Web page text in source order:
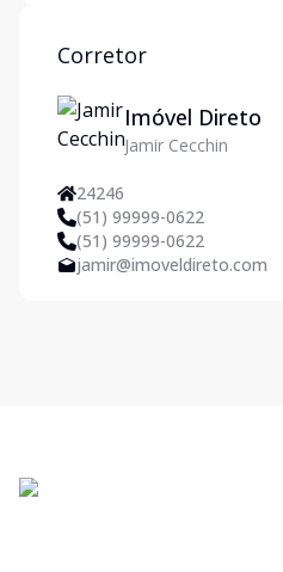
Corretor
Imóvel Direto
Jamir Cecchin
24246
(51) 99999-0622
(51) 99999-0622
jamir@imoveldireto.com